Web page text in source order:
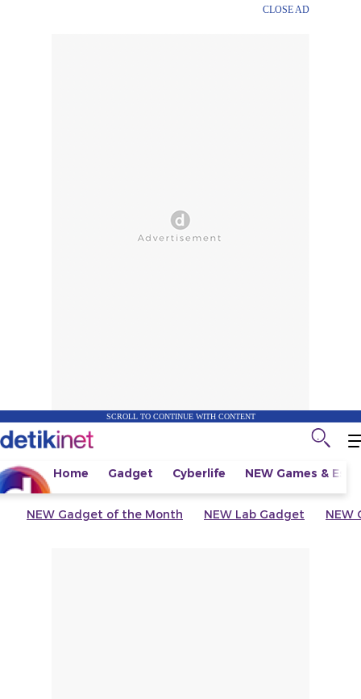
CLOSE AD
SCROLL TO CONTINUE WITH CONTENT
Home Gadget Cyberlife NEW Games &
NEW Gadget of the Month NEW Lab Gadget NEW